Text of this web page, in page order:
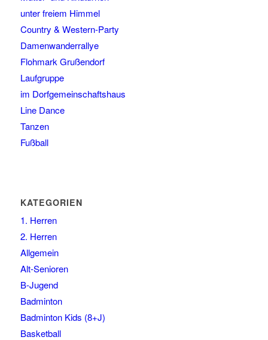
unter freiem Himmel
Country & Western-Party
Damenwanderrallye
Flohmark Grußendorf
Laufgruppe
im Dorfgemeinschaftshaus
Line Dance
Tanzen
Fußball
KATEGORIEN
1. Herren
2. Herren
Allgemein
Alt-Senioren
B-Jugend
Badminton
Badminton Kids (8+J)
Basketball